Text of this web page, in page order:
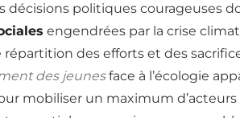
décisions politiques courageuses
engendrées par la crise
des efforts et des
des jeunesface à l’écologie
mobiliser un maximum